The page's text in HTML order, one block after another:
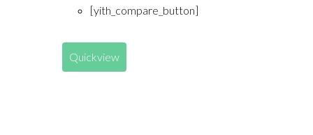
[yith_compare_button]
Quickview